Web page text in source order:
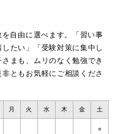
自由に選べます。「習い事
たい」「受験対策に集中し
まも、ムリのなく勉強でき
ともお気軽にご相談くださ
月 火 水 木 金 土
○